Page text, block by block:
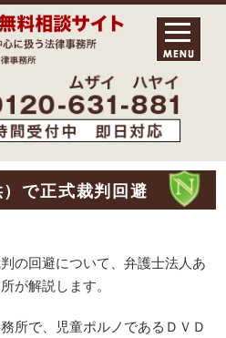
で正式裁判回避
の回避について、弁護士法人あ
が解説します。
所で、児童ポルノであるＤＶＤ